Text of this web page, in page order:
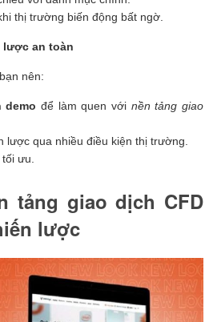
thị trường biến động bất ngờ.
lược an toàn
nên:
demo để làm quen với nền tảng giao
lược qua nhiều điều kiện thị trường.
ưu.
tảng giao dịch CFD
lược